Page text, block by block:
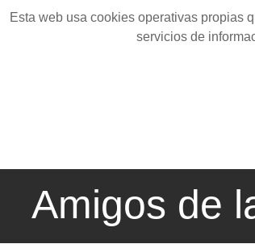
Esta web usa cookies operativas propias
servicios de
Amigos de